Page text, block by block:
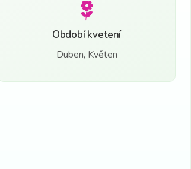
Období kvetení
Duben, Květen